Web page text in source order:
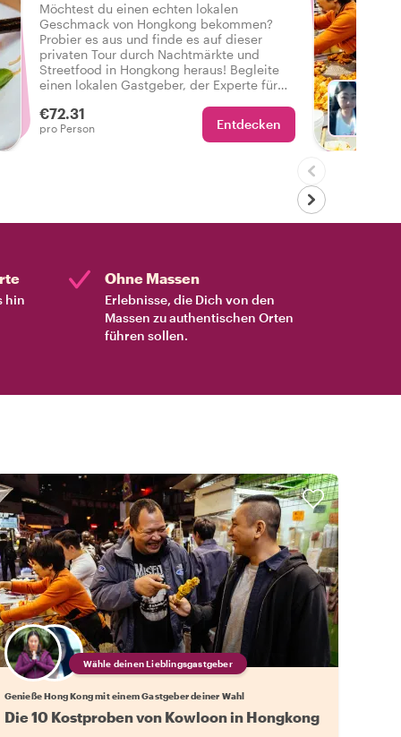
Möchtest du einen echten lokalen
Geschmack von Hongkong bekommen?
Probier es aus und finde es auf dieser
privaten Tour durch Nachtmärkte und
Streetfood in Hongkong heraus! Begleite
einen lokalen Gastgeber, der Experte für
deine kulturellen Gelüste nach
Nachtmärkten und Streetfood mit
Verkostungen, Geschichte und Highlights
€72.31
pro Person Entdecken
hin
Ohne Massen
Erlebnisse, die Dich von den
Massen zu authentischen Orten
führen sollen.
Wähle deinen Lieblingsgastgeber
Genieße Hong Kong mit einem Gastgeber deiner Wahl
Die 10 Kostproben von Kowloon in Hongkong